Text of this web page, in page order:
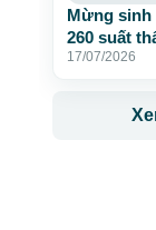
Mừng sinh
260 suất
17/07/2026